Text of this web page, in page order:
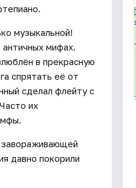
музыкальной!
мифах.
в прекрасную
спрятать её от
сделал флейту с
их
завораживающей
давно покорили